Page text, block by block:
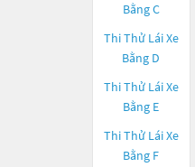
Bằng C
Thi Thử Lái Xe
Bằng D
Thi Thử Lái Xe
Bằng E
Thi Thử Lái Xe
Bằng F